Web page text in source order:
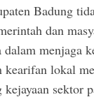
Badung
dan
menjaga
kearifan lokal
kejayaan sektor